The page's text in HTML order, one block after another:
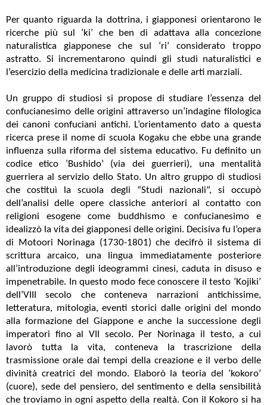
Per quanto riguarda la dottrina, i giapponesi orientarono le
ricerche più sul ‘ki’ che ben di adattava alla concezione
naturalistica giapponese che sul ‘ri’ considerato troppo
astratto. Si incrementarono quindi gli studi naturalistici e
l’esercizio della medicina tradizionale e delle arti marziali.
Un gruppo di studiosi si propose di studiare l’essenza del
confucianesimo delle origini attraverso un’indagine filologica
dei canoni confuciani antichi. L’orientamento dato a questa
ricerca prese il nome di scuola Kogaku che ebbe una grande
influenza sulla riforma del sistema educativo. Fu definito un
codice etico ‘Bushido’ (via dei guerrieri), una mentalità
guerriera al servizio dello Stato. Un altro gruppo di studiosi
che costituì la scuola degli “Studi nazionali”, si occupò
dell’analisi delle opere classiche anteriori al contatto con
religioni esogene come buddhismo e confucianesimo e
idealizzò la vita dei giapponesi delle origini. Decisiva fu l’opera
di Motoori Norinaga (1730-1801) che decifrò il sistema di
scrittura arcaico, una lingua immediatamente posteriore
all’introduzione degli ideogrammi cinesi, caduta in disuso e
impenetrabile. In questo modo fece conoscere il testo ‘Kojiki’
dell’VIII secolo che conteneva narrazioni antichissime,
letteratura, mitologia, eventi storici dalle origini del mondo
alla formazione del Giappone e anche la successione degli
imperatori fino al VII secolo. Per Norinaga il testo, a cui
lavorò tutta la vita, conteneva la trascrizione della
trasmissione orale dai tempi della creazione e il verbo delle
divinità creatrici del mondo. Elaborò la teoria del ‘kokoro’
(cuore), sede del pensiero, del sentimento e della sensibilità
che troviamo in ogni aspetto della realtà. Con il Kokoro si ha